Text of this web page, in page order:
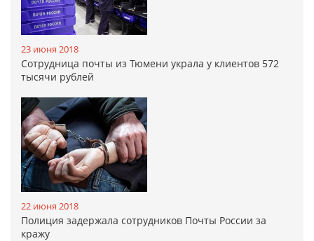
23 июня 2018
Сотрудница почты из Тюмени украла у клиентов 572
тысячи рублей
22 июня 2018
Полиция задержала сотрудников Почты России за
кражу